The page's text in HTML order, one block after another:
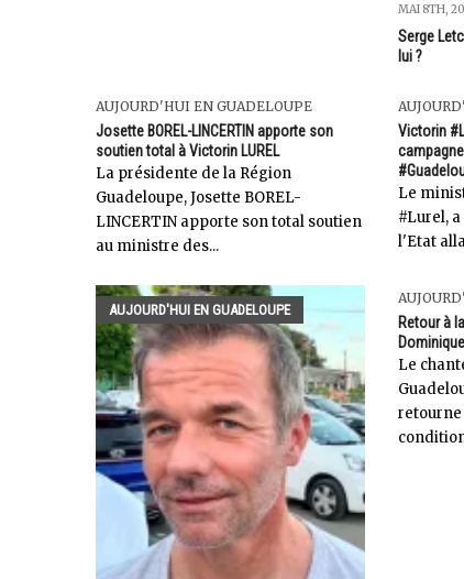
MAI 8TH,
Serge
lui ?
AUJOURD'HUI EN GUADELOUPE
Josette BOREL-LINCERTIN apporte son
soutien total à Victorin LUREL
La présidente de la Région
Guadeloupe, Josette BOREL-
LINCERTIN apporte son total soutien
au ministre des...
Victorin
Le
#Lurel,
l'Etat
AUJOURD'HUI EN GUADELOUPE
Retour à
Le
retourne